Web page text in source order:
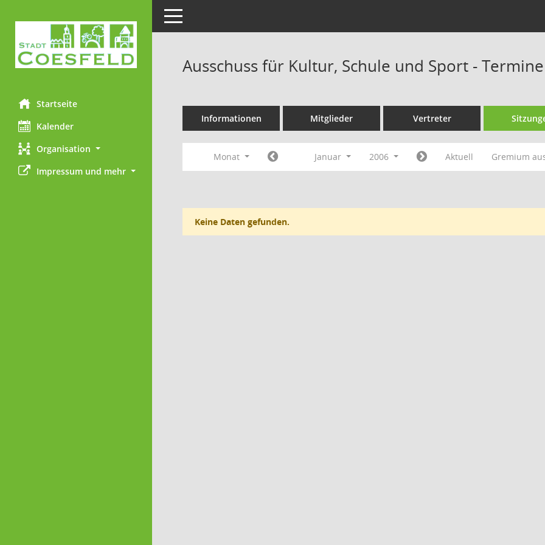
Startseite
Kalender
Organisation
Impressum und mehr
Toggle navigation
Ausschuss für Kultur, Schule und Sport -
Informationen Mitglieder Vertreter
Monat Januar 2006 Aktuell Gremium
Keine Daten gefunden.